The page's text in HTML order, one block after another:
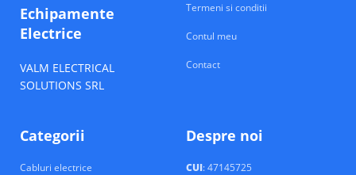
Echipamente
Electrice
VALM ELECTRICAL
SOLUTIONS SRL
Termeni si conditii
Contul meu
Contact
Categorii
Cabluri electrice
Despre noi
CUI: 47145725